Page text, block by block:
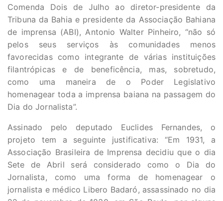
Comenda Dois de Julho ao diretor-presidente da
Tribuna da Bahia e presidente da Associação Bahiana
de imprensa (ABI), Antonio Walter Pinheiro, “não só
pelos seus serviços às comunidades menos
favorecidas como integrante de várias instituições
filantrópicas e de beneficência, mas, sobretudo,
como uma maneira de o Poder Legislativo
homenagear toda a imprensa baiana na passagem do
Dia do Jornalista”.
Assinado pelo deputado Euclides Fernandes, o
projeto tem a seguinte justificativa: “Em 1931, a
Associação Brasileira de Imprensa decidiu que o dia
Sete de Abril será considerado como o Dia do
Jornalista, como uma forma de homenagear o
jornalista e médico Libero Badaró, assassinado no dia